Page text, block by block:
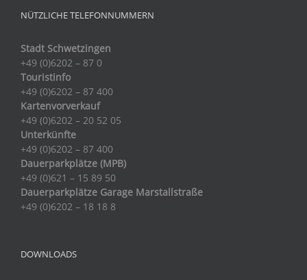
NÜTZLICHE TELEFONNUMMERN
Stadt Schwetzingen
+49 (0)6202 – 87 0
Touristinfo
+49 (0)6202 – 87 400
Kartenvorverkauf
+49 (0)6202 – 20 52 05
Unterkünfte
+49 (0)6202 – 87 400
Dauerparkplätze (MPB)
+49 (0)621 – 15 89 50
Dauerparkplätze Garage Marstallstraße
+49 (0)6202 – 18 18 8
DOWNLOADS